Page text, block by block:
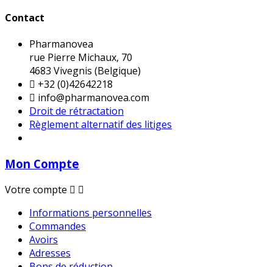
Contact
Pharmanovea
rue Pierre Michaux, 70
4683 Vivegnis (Belgique)
 +32 (0)42642218
 info@pharmanovea.com
Droit de rétractation
Règlement alternatif des litiges
Mon Compte
Votre compte  
Informations personnelles
Commandes
Avoirs
Adresses